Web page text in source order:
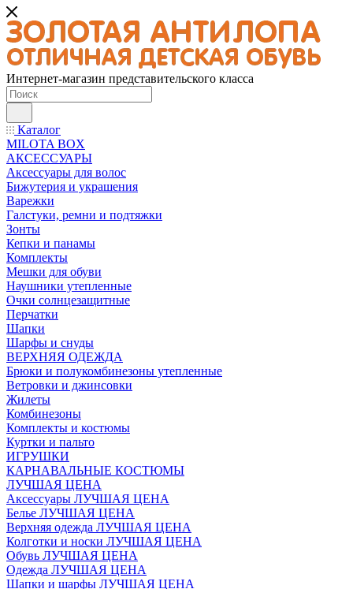
Интернет-магазин представительского класса
Каталог
MILOTA BOX
АКСЕССУАРЫ
Аксессуары для волос
Бижутерия и украшения
Варежки
Галстуки, ремни и подтяжки
Зонты
Кепки и панамы
Комплекты
Мешки для обуви
Наушники утепленные
Очки солнцезащитные
Перчатки
Шапки
Шарфы и снуды
ВЕРХНЯЯ ОДЕЖДА
Брюки и полукомбинезоны утепленные
Ветровки и джинсовки
Жилеты
Комбинезоны
Комплекты и костюмы
Куртки и пальто
ИГРУШКИ
КАРНАВАЛЬНЫЕ КОСТЮМЫ
ЛУЧШАЯ ЦЕНА
Аксессуары ЛУЧШАЯ ЦЕНА
Белье ЛУЧШАЯ ЦЕНА
Верхняя одежда ЛУЧШАЯ ЦЕНА
Колготки и носки ЛУЧШАЯ ЦЕНА
Обувь ЛУЧШАЯ ЦЕНА
Одежда ЛУЧШАЯ ЦЕНА
Шапки и шарфы ЛУЧШАЯ ЦЕНА